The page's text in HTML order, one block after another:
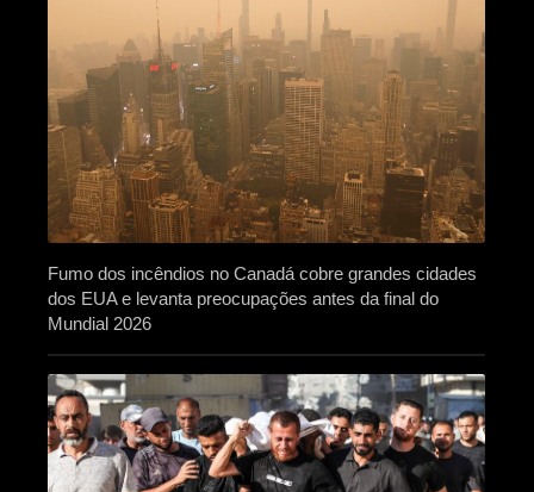
Fumo dos incêndios no Canadá cobre grandes cidades
dos EUA e levanta preocupações antes da final do
Mundial 2026